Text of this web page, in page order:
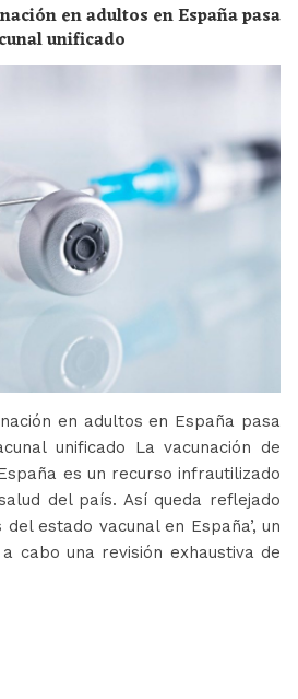
en adultos en España pasa
unificado
en adultos en España pasa
unificado La vacunación de
es un recurso infrautilizado
del país. Así queda reflejado
estado vacunal en España’, un
cabo una revisión exhaustiva de